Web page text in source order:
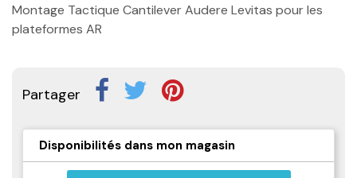
Montage Tactique Cantilever Audere Levitas pour les
plateformes AR
Partager
Disponibilités dans mon magasin